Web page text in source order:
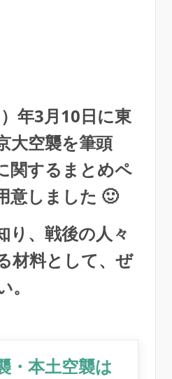
年3月10日に東
大空襲を筆頭
関するまとめペ
意しました 🙂
り、戦後の人々
材料として、ぜ
。
・本土空襲は